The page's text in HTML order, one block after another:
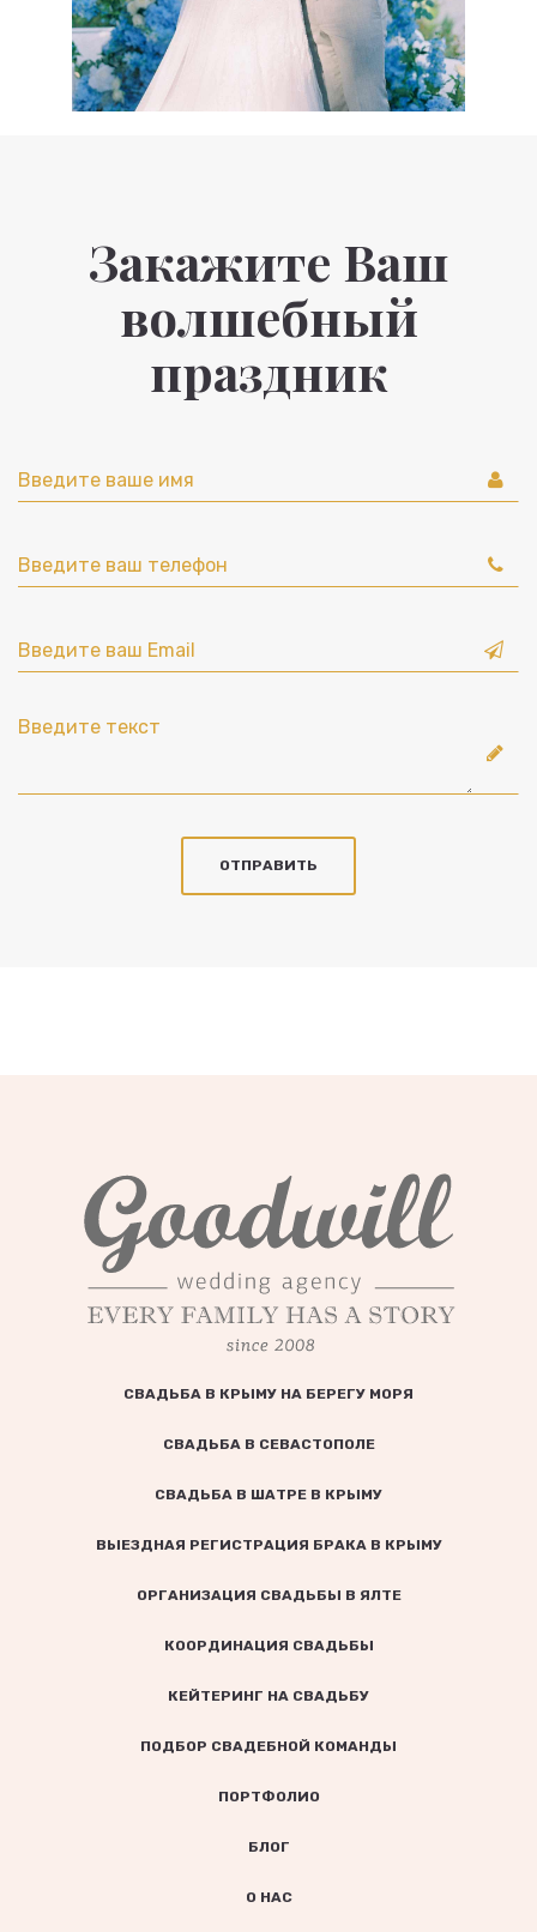
Закажите Ваш
волшебный
праздник
СВАДЬБА В КРЫМУ НА БЕРЕГУ МОРЯ
СВАДЬБА В СЕВАСТОПОЛЕ
СВАДЬБА В ШАТРЕ В КРЫМУ
ВЫЕЗДНАЯ РЕГИСТРАЦИЯ БРАКА В КРЫМУ
ОРГАНИЗАЦИЯ СВАДЬБЫ В ЯЛТЕ
КООРДИНАЦИЯ СВАДЬБЫ
КЕЙТЕРИНГ НА СВАДЬБУ
ПОДБОР СВАДЕБНОЙ КОМАНДЫ
ПОРТФОЛИО
БЛОГ
О НАС